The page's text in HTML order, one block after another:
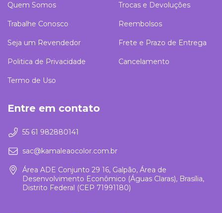
Quem Somos
Trabalhe Conosco
Seja um Revendedor
Politica de Privacidade
Termo de Uso
Trocas e Devoluções
Reembolsos
Frete e Prazo de Entrega
Cancelamento
Entre em contato
55 61 982880141
sac@kamaleaocolor.com.br
Área ADE Conjunto 29 16, Galpão, Área de
Desenvolvimento Econômico (Águas Claras), Brasília,
Distrito Federal (CEP 71991180)